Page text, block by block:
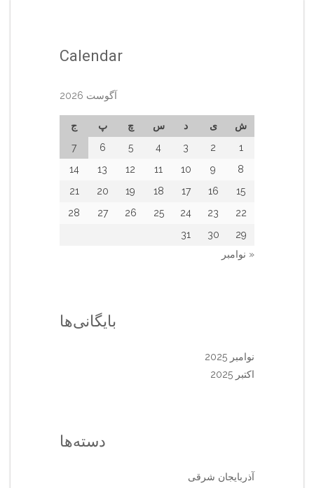
Calendar
آگوست 2026
ش ی د س چ پ
ج
1
2
3
4
5
6
7
8
9
10
11
12
13
14
15
16
17
18
19
20
21
22
23
24
25
26
27
28
29
30
31
« نوامبر
بایگانی‌ها
نوامبر 2025
اکتبر 2025
دسته‌ها
آذربایجان شرقی